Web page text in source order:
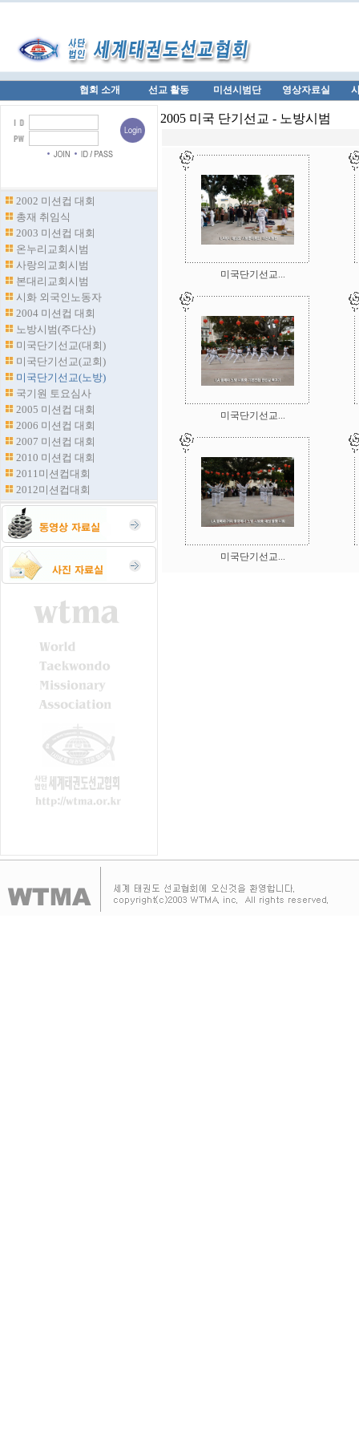
협회 소개 선교 활동 미션시범단 영상자료실
2002 미션컵 대회
총재 취임식
2003 미션컵 대회
온누리교회시범
사랑의교회시범
본대리교회시범
시화 외국인노동자
2004 미션컵 대회
노방시범(주다산)
미국단기선교(대회)
미국단기선교(교회)
미국단기선교(노방)
국기원 토요심사
2005 미션컵 대회
2006 미션컵 대회
2007 미션컵 대회
2010 미션컵 대회
2011미션컵대회
2012미션컵대회
2005 미국 단기선교 - 노방시범
미국단기선교...
미국단기선교...
미국단기선교...